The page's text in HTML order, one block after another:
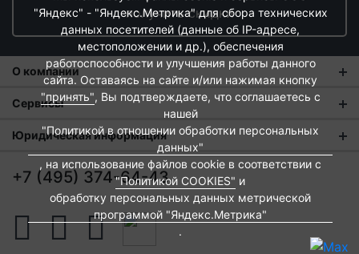
получить скидки
О компании
О нас
Магазины
Новости
Контакты
Вакансии
Сервисы
Оплата и тарифы доставки
Обмен и возврат
Евродом-бонус
Подарочные сертификаты
Юридическая информация
Пользовательское соглашение
Политика обработки персональных данных
Политика cookies
+7 (495) 374-64-43
"Яндекс" - "Яндекс.Метрика" для сбора технических
данных посетителей (данные об IP-адресе,
местоположении и др.), обеспечения
работоспособности и улучшения работы данного
сайта. Оставаясь на сайте и/или нажимая кнопку
"принять", Вы подтверждаете, что соглашаетесь с
нашей
"Политикой в отношении обработки персональных
данных"
, на использование файлов cookie в соответствии с
"Политикой COOKIES" и
обработку персональных данных метрической
программой "Яндекс.Метрика"
.